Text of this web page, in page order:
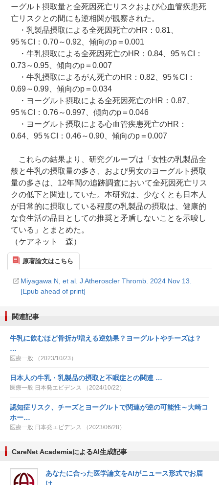
ーグルト摂取量と全死因死亡リスクおよび心血管疾患死
亡リスクとの間にも逆相関が観察された。
・乳製品摂取による全死因死亡のHR：0.81、
95％CI：0.70～0.92、傾向のp＝0.001
・牛乳摂取による全死因死亡のHR：0.84、95％CI：
0.73～0.95、傾向のp＝0.007
・牛乳摂取によるがん死亡のHR：0.82、95％CI：
0.69～0.99、傾向のp＝0.034
・ヨーグルト摂取による全死因死亡のHR：0.87、
95％CI：0.76～0.997、傾向のp＝0.046
・ヨーグルト摂取による心血管疾患死亡のHR：
0.64、95％CI：0.46～0.90、傾向のp＝0.007
これらの結果より、研究グループは「女性の乳製品全
般と牛乳の摂取量の多さ、および男女のヨーグルト摂取
量の多さは、12年間の追跡調査において全死因死亡リス
クの低下と関連していた。本研究は、少なくとも日本人
が日常的に摂取している程度の乳製品の摂取は、健康的
な食生活の品目としての推奨と矛盾しないことを示唆し
ている」とまとめた。
（ケアネット 森）
原著論文はこちら
Miyagawa N, et al. J Atheroscler Thromb. 2024 Nov 13.
[Epub ahead of print]
関連記事
牛乳に飲むほど骨折が増える逆効果？ヨーグルトやチーズは？
…
医療一般 （2023/10/23）
日本人の牛乳・乳製品の摂取と不眠症との関連 …
医療一般 日本発エビデンス （2024/10/22）
認知症リスク、チーズとヨーグルトで関連が逆の可能性～大崎コ
ホー…
医療一般 日本発エビデンス （2023/06/28）
CareNet AcademiaによるAI生成記事
あなたに合った医学論文をAIがニュース形式でお届